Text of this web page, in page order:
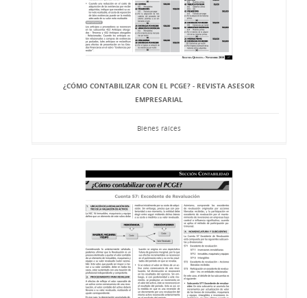
¿CÓMO CONTABILIZAR CON EL PCGE? - REVISTA ASESOR
EMPRESARIAL
Bienes raíces